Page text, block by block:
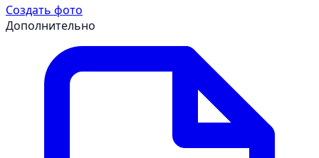
Создать фото
Дополнительно